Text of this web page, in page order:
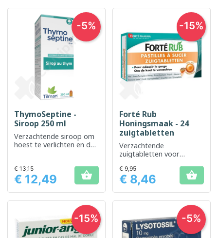
ThymoSeptine -
Siroop 250 ml
Verzachtende siroop om
hoest te verlichten en de
Prijs
€ 13,15
€ 12,49 
-5%
Forté Rub
Honingsmaak - 24
zuigtabletten
Verzachtende
zuigtabletten voor
Prijs
€ 9,95
€ 8,46 
-15%
-15% -5%